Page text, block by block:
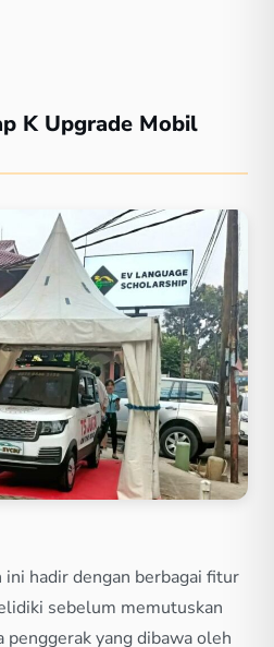
K Upgrade Mobil
hadir dengan berbagai fitur
sebelum memutuskan
penggerak yang dibawa oleh